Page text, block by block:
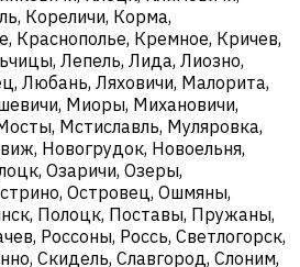
Кореличи, Корма,
Краснополье, Кремное, Кричев,
Лепель, Лида, Лиозно,
Любань, Ляховичи, Малорита,
Миоры, Михановичи,
Мстиславль, Муляровка,
Новогрудок, Новоельня,
Озаричи, Озеры,
Островец, Ошмяны,
Полоцк, Поставы, Пружаны,
Россоны, Россь, Светлогорск,
Скидель, Славгород, Слоним,